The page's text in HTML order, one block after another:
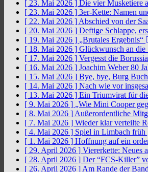
[ 23. Mai 2026 ] Die vier Musketiere
[ 23. Mai 2026 ] 3er-Kette: Namen
[ 22. Mai 2026 ] Abschied von der
[ 20. Mai 2026 ] Deftige Schlappe,
[ 19. Mai 2026 ] „Brutales Ergebnis“
[ 18. Mai 2026 ] Glückwunsch an die
[ 17. Mai 2026 ] Vergesst die
[ 16. Mai 2026 ] Joachim Weber 80
[ 15. Mai 2026 ] Bye, bye, Burg
[ 14. Mai 2026 ] Nach wie vor
[ 13. Mai 2026 ] Ein Triumvirat für
[ 9. Mai 2026 ] „Wie Mini Cooper
[ 8. Mai 2026 ] Außerordentliche
[ 7. Mai 2026 ] Wieder klar verteilte
[ 4. Mai 2026 ] Spiel in Limbach früh
[ 1. Mai 2026 ] Hoffnung auf ein
[ 29. April 2026 ] Viererkette: Neues
[ 28. April 2026 ] Der “FCS-Killer”
[ 26. April 2026 ] Am Rande der